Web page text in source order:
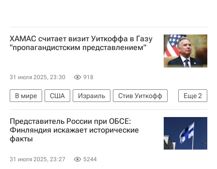
ХАМАС считает визит Уиткоффа в Газу
"пропагандистским представлением"
31 июля 2025, 23:30 918
Еще2
В мире США Израиль
Стив Уиткофф
ХАМАС
Обострение палестино-израильского конфликта
Представитель России при ОБСЕ:
Финляндия искажает исторические
факты
31 июля 2025, 23:27 5244